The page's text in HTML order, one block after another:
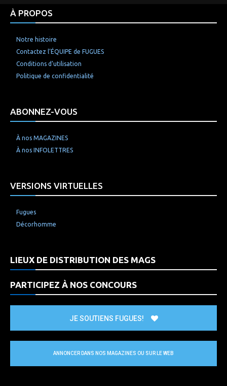
À PROPOS
Notre histoire
Contactez l’ÉQUIPE de FUGUES
Conditions d’utilisation
Politique de confidentialité
ABONNEZ-VOUS
À nos MAGAZINES
À nos INFOLETTRES
VERSIONS VIRTUELLES
Fugues
Décorhomme
LIEUX DE DISTRIBUTION DES MAGS
PARTICIPEZ À NOS CONCOURS
JE SOUTIENS FUGUES!
ANNONCER DANS NOS MAGAZINES OU SUR LE WEB